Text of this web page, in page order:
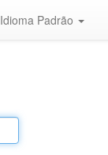
Idioma Padrão